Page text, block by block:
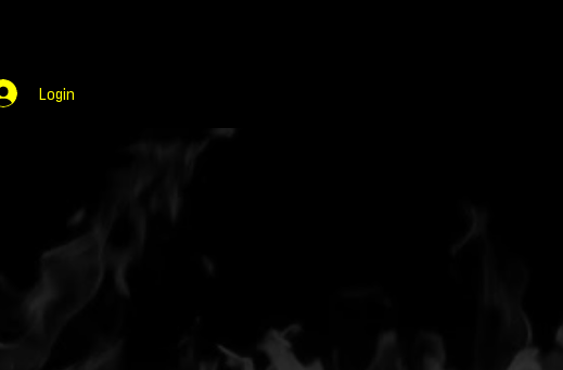
Login